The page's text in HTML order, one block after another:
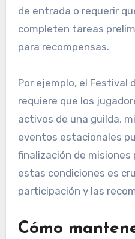
de entrada o requerir
completen tareas
para recompensas.
Por ejemplo, el Festival
requiere que los
activos de una guilda,
eventos estacionales
finalización de misiones
estas condiciones es
participación y las
Cómo